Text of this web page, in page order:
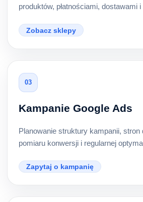
produktów, płatnościami, dostawami
Zobacz sklepy
03
Kampanie Google Ads
Planowanie struktury kampanii, stron
pomiaru konwersji i regularnej
Zapytaj o kampanię